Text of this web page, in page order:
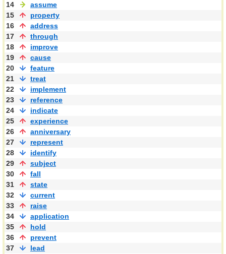
14
assume
15
property
16
address
17
through
18
improve
19
cause
20
feature
21
treat
22
implement
23
reference
24
indicate
25
experience
26
anniversary
27
represent
28
identify
29
subject
30
fall
31
state
32
current
33
raise
34
application
35
hold
36
prevent
37
lead